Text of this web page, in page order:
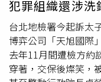
園市長的國民黨不分
時，以一千餘票的些
能連任。出身政治家
但他的父親黃金德在
員、一屆副議長，也
犯罪組織還涉洗
台北地檢署今起訴太
博弈公司「天旭國際
去年11月間遭檢方約
穿著，交保後燦笑，